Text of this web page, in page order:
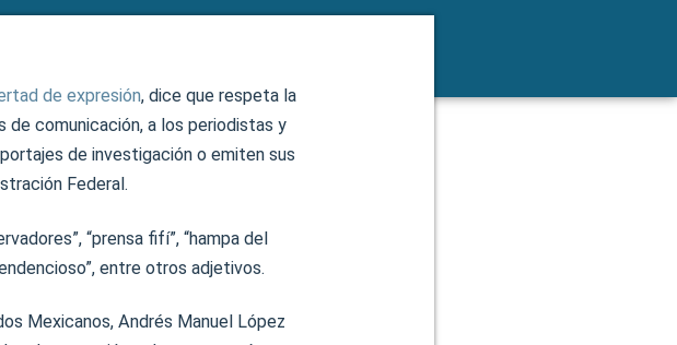
de expresión, dice que respeta la
comunicación, a los periodistas y
de investigación o emiten sus
Federal.
“prensa fifí”, “hampa del
entre otros adjetivos.
Mexicanos, Andrés Manuel López